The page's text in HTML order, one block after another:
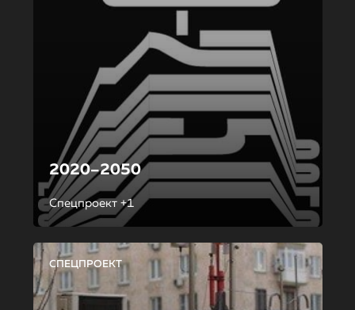
2020–2050
Спецпроект +1
СПЕЦПРОЕКТ